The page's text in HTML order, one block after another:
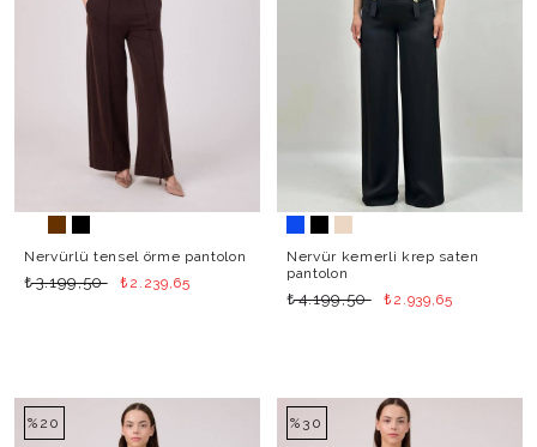
Nervürlü tensel örme pantolon
₺3.199,50 ₺2.239,65
Nervür kemerli krep saten
pantolon
₺4.199,50 ₺2.939,65
%20 %30